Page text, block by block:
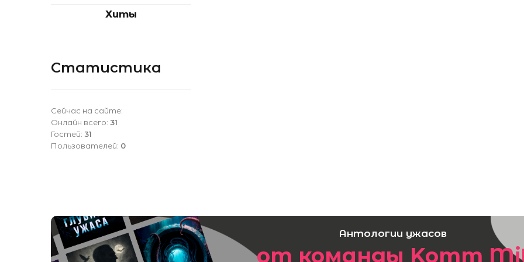
Хиты
Статистика
Сейчас на сайте:
Онлайн всего: 31
Гостей: 31
Пользователей: 0
Антологии ужасов
от команды Komm